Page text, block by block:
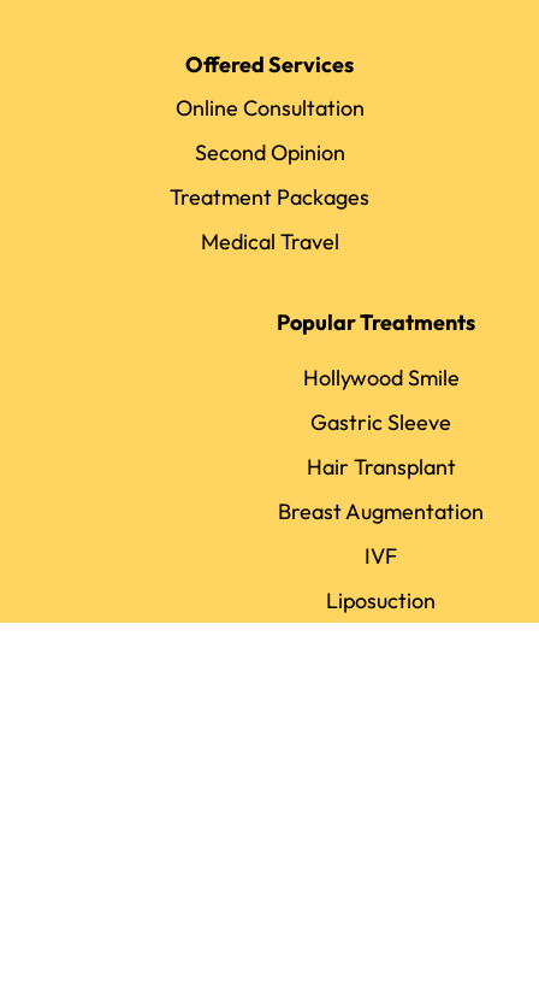
Offered Services
Online Consultation
Second Opinion
Treatment Packages
Medical Travel
Popular Treatments
Hollywood Smile
Gastric Sleeve
Hair Transplant
Breast Augmentation
IVF
Liposuction